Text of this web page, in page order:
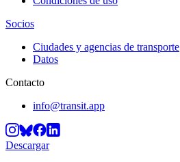
Socios
Ciudades y agencias de transporte
Datos
Contacto
info@transit.app
Descargar